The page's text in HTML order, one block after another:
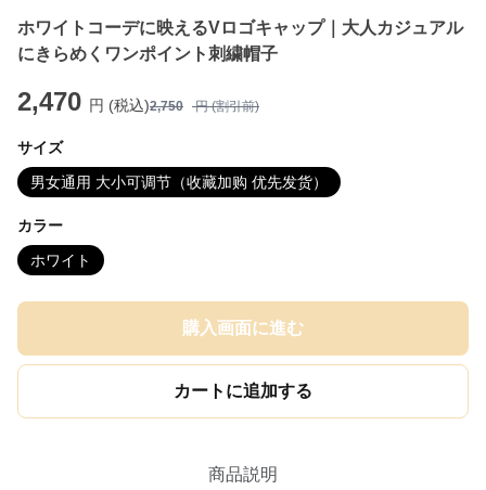
ホワイトコーデに映えるVロゴキャップ｜大人カジュアル
にきらめくワンポイント刺繍帽子
2,470 円 (税込)2,750 円 (割引前)
サイズ
男女通用 大小可调节（收藏加购 优先发货）
カラー
ホワイト
購入画面に進む
カートに追加する
商品説明